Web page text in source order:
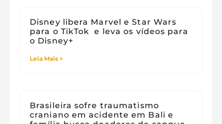
Disney libera Marvel e Star Wars
para o TikTok e leva os vídeos para
o Disney+
Leia Mais >
Brasileira sofre traumatismo
craniano em acidente em Bali e